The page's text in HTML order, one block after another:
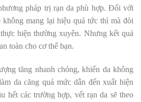
pháp trị rạn da phù hợp. Đối với
không mang lại hiệu quả tức thì mà đòi
hiện thường xuyên. Nhưng kết quả
toàn cho cơ thể bạn.
tăng nhanh chóng, khiến da không
da căng quá mức dẫn đến xuất hiện
hết các trường hợp, vết rạn da sẽ theo